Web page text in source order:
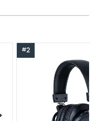
#2